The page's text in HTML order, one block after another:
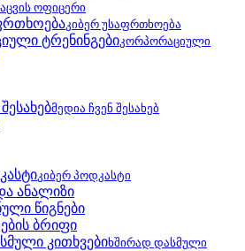
ოფიცერი
კიბერ უსაფრთხოება
ტრენინგებიკორპორაციული
მედია ჩვენ შესახებ
კიბერ პოდკასტი
ანალიზი
წიგნები
ბრიფი
კითხვებიხშირად დასმული